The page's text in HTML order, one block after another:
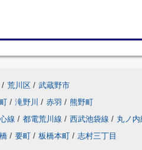
/ 荒川区 / 武蔵野市
/ 滝野川 / 赤羽 / 熊野町
線 / 都電荒川線 / 西武池袋線 / 丸ノ内
/ 要町 / 板橋本町 / 志村三丁目